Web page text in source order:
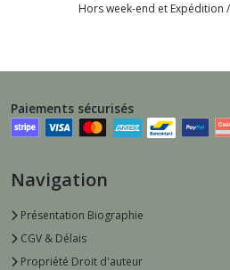
Hors week-end et Expédition
Paiements sécurisés
Navigation
Présentation Biographie
CGV & Délais
Propriété Droit d'auteur